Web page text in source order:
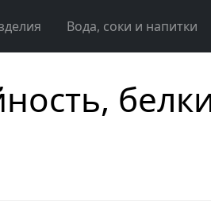
Вода, соки и напитки